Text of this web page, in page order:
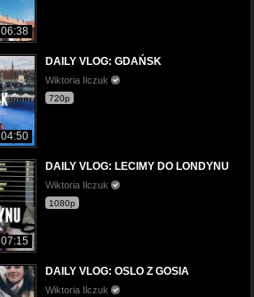
06:38
04:50
DAILY VLOG: GDAŃSK
Wiktoria Ilczuk
720p
07:15
DAILY VLOG: LECIMY DO LONDYNU
Wiktoria Ilczuk
1080p
DAILY VLOG: OSLO Z GOSIA
Wiktoria Ilczuk